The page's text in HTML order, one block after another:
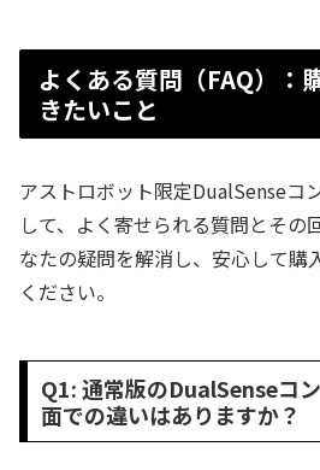
よくある質問（FAQ）：
きたいこと
アストロボット限定DualSenseコ
して、よく寄せられる質問とその
なたの疑問を解消し、安心して購
ください。
Q1: 通常版のDualSenseコ
面での違いはありますか？